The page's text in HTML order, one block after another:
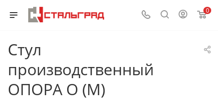
0
Стул
производственный
ОПОРА О (М)